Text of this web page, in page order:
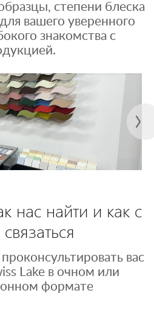
степени блеска
вашего уверенного
знакомства с
нас найти и как с
вас
Lake в очном или
формате